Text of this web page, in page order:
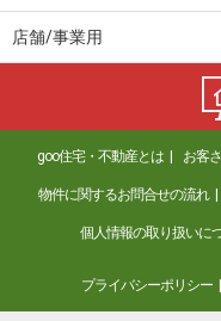
店舗/事業用
goo住宅・不動産とは お客
物件に関するお問合せの流れ
個人情報の取り扱いに
プライバシーポリシー